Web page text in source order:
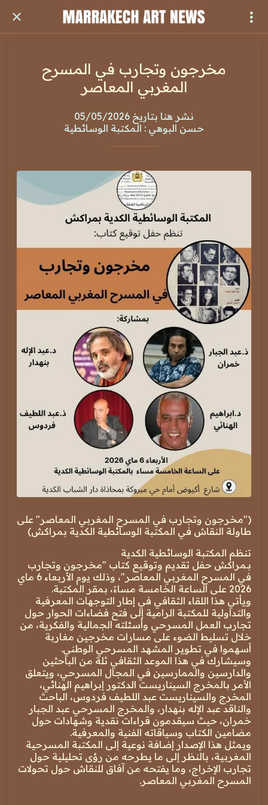
مخرجون وتجارب في المسرح
المغربي المعاصر
نشر هنا بتاريخ 05/05/2026
حسن البوهي : المكتبة الوسائطية
("مخرجون وتجارب في المسرح المغربي المعاصر" على
طاولة النقاش في المكتبة الوسائطية الكدية بمراكش)
تنظم المكتبة الوسائطية الكدية
بـمراكش حفل تقديم وتوقيع كتاب "مخرجون وتجارب
في المسرح المغربي المعاصر"، وذلك يوم الأربعاء 6 ماي
2026 على الساعة الخامسة مساءً، بمقر المكتبة.
ويأتي هذا اللقاء الثقافي في إطار التوجهات المعرفية
والتداولية للمكتبة الرامية إلى فتح فضاءات الحوار حول
تجارب العمل المسرحي وأسئلته الجمالية والفكرية، من
خلال تسليط الضوء على مسارات مخرجين مغاربة
أسهموا في تطوير المشهد المسرحي الوطني.
وسيشارك في هذا الموعد الثقافي ثلة من الباحثين
والدارسين والممارسين في المجال المسرحي، ويتعلق
الأمر بالمخرج السيناريست الدكتور إبراهيم الهنائي،
المخرج والسيناريست عبد اللطيف فردوس، الباحث
والناقد عبد الإله بنهدار، والمخرج المسرحي عبد الجبار
خمران، حيث سيقدمون قراءات نقدية وشهادات حول
مضامين الكتاب وسياقاته الفنية والمعرفية.
ويمثل هذا الإصدار إضافة نوعية إلى المكتبة المسرحية
المغربية، بالنظر إلى ما يطرحه من رؤى تحليلية حول
تجارب الإخراج، وما يفتحه من آفاق للنقاش حول تحولات
المسرح المغربي المعاصر.